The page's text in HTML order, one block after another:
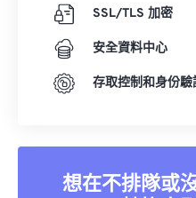
SSL/TLS 加密
安全資料中心
存取控制和身份驗
想在不排隊或